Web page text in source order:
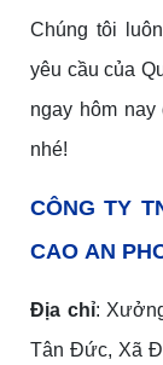
Chúng tôi
yêu cầu của
ngay hôm
nhé!
CÔNG TY
CAO AN
Địa chỉ:
Tân Đức, Xã